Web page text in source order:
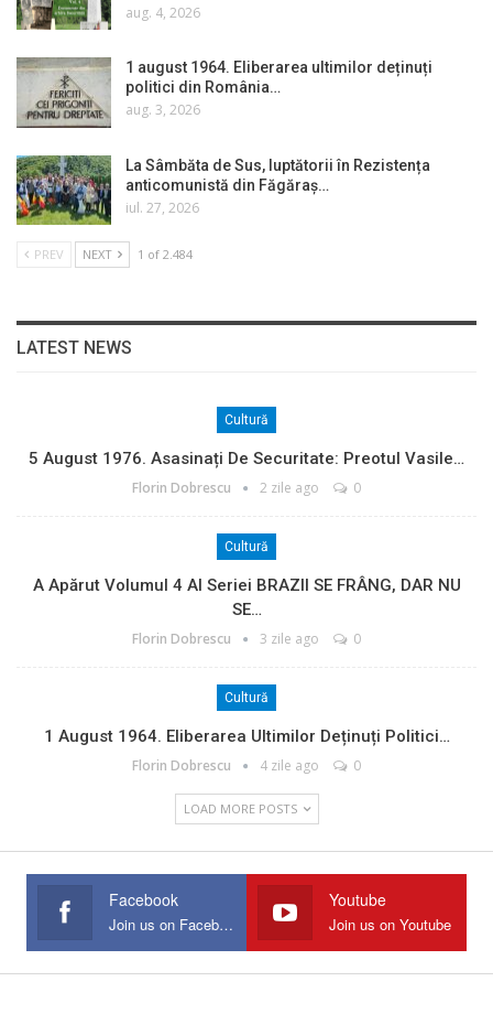
aug. 4, 2026
1 august 1964. Eliberarea ultimilor deținuți
politici din România…
aug. 3, 2026
La Sâmbăta de Sus, luptătorii în Rezistența
anticomunistă din Făgăraș…
iul. 27, 2026
PREV NEXT 1 of 2.484
LATEST NEWS
Cultură
5 August 1976. Asasinați De Securitate: Preotul Vasile…
Florin Dobrescu 2 zile ago 0
Cultură
A Apărut Volumul 4 Al Seriei BRAZII SE FRÂNG, DAR NU
SE…
Florin Dobrescu 3 zile ago 0
Cultură
1 August 1964. Eliberarea Ultimilor Deținuți Politici…
Florin Dobrescu 4 zile ago 0
LOAD MORE POSTS
Facebook
Join us on Facebook
Youtube
Join us on Youtube